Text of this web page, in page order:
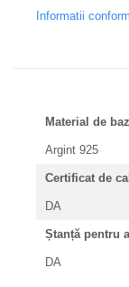
Informatii
Material de
Argint 925
Certificat de
DA
Ștanță pentru
DA